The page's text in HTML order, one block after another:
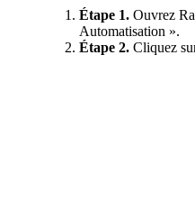
Étape 1. Ouvrez
Automatisation ».
Étape 2. Cliquez